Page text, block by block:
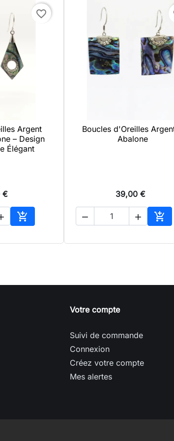
favorite_border
rapideArgent
– Design
Élégant
€

Ajouter au panier
 Aperçu rapide
Boucles d'Oreilles
Abalone
39,00 €
  
Votre compte
Suivi de commande
Connexion
Créez votre compte
Mes alertes